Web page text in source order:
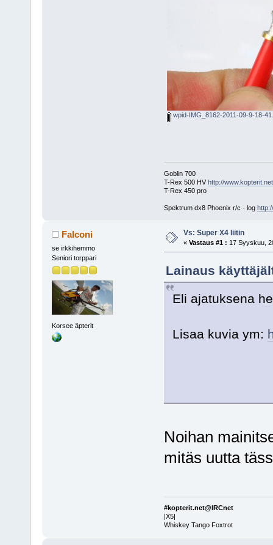
wpid-IMG_8162-2011-09-9-18-
Goblin 700
T-Rex 500 HVhttp://
T-Rex 450 pro
Spektrum dx8 Phoenix r/c - log
Falconi
se irkkihemmo
Seniori torppari
Korsee äpterit
Vs: Super X4 liitin
« Vastaus #1 : 17 Syyskuu,
Lainaus
Eli ajatuksena
Lisaa kuvia ym:
Noihan
mitäs uutta
#kopterit.net@IRCnet
|X5|
Whiskey Tango Foxtrot